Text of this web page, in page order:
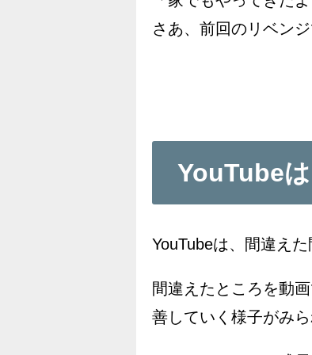
さあ、前回のリベンジ
YouTube
YouTubeは、間違え
間違えたところを動
善していく様子がみら